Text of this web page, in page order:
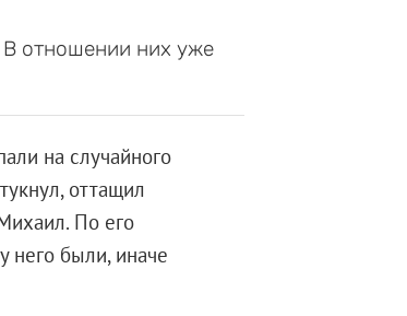
отношении них уже
на случайного
оттащил
По его
него были, иначе